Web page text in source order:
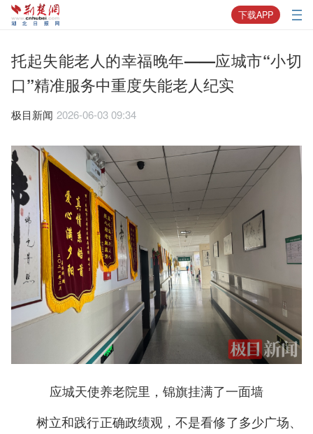
下载APP
托起失能老人的幸福晚年——应城市“小切
口”精准服务中重度失能老人纪实
极目新闻 2026-06-03 09:34
应城天使养老院里，锦旗挂满了一面墙
树立和践行正确政绩观，不是看修了多少广场、